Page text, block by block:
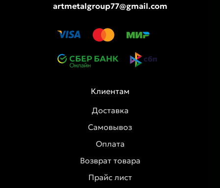
artmetalgroup77@gmail.com
Клиентам
Доставка
Самовывоз
Оплата
Возврат товара
Прайс лист